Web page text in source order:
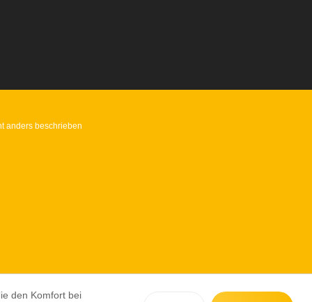
anders beschrieben
den Komfort bei